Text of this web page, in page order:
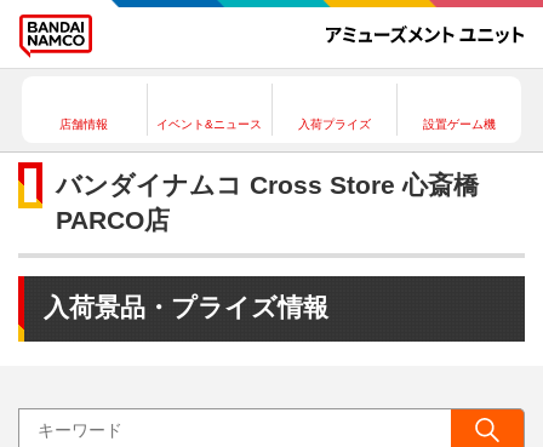
店舗情報 イベント&ニュース 入荷プライズ 設置ゲーム機
バンダイナムコ Cross Store 心斎橋
PARCO店
入荷景品・プライズ情報